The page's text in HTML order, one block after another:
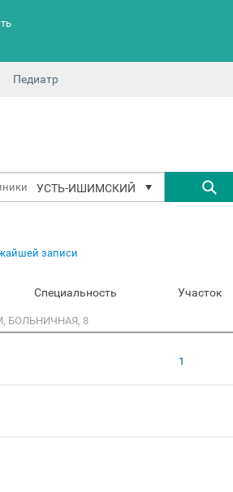
Педиатр
УСТЬ-ИШИМСКИЙ
записи
Специальность Участок
БОЛЬНИЧНАЯ, 8
1